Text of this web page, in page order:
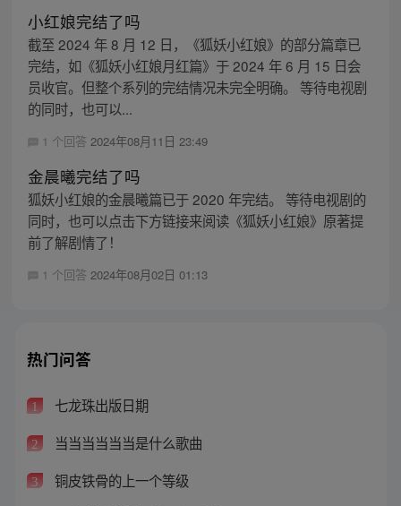
小红娘完结了吗
截至 2024 年 8 月 12 日，《狐妖小红娘》的部分篇章已
完结，如《狐妖小红娘月红篇》于 2024 年 6 月 15 日会
员收官。但整个系列的完结情况未完全明确。 等待电视剧
的同时，也可以...
1 个回答 2024年08月11日 23:49
金晨曦完结了吗
狐妖小红娘的金晨曦篇已于 2020 年完结。 等待电视剧的
同时，也可以点击下方链接来阅读《狐妖小红娘》原著提
前了解剧情了！
1 个回答 2024年08月02日 01:13
热门问答
1 七龙珠出版日期
2 当当当当当当是什么歌曲
3 铜皮铁骨的上一个等级